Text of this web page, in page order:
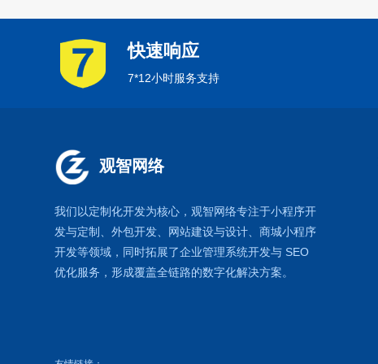
快速响应
7*12小时服务支持
观智网络
我们以定制化开发为核心，观智网络专注于小程序开
发与定制、外包开发、 网站建设与设计、商城小程序
开发等领域，同时拓展了企业管理系统开发与 SEO
优化服务，形成覆盖全链路的数字化解决方案。